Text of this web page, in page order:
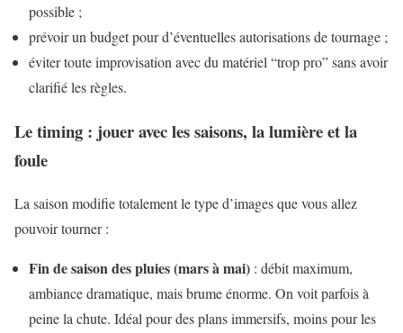
possible ;
prévoir un budget pour d’éventuelles autorisations de tournage ;
éviter toute improvisation avec du matériel “trop pro” sans avoir
clarifié les règles.
Le timing : jouer avec les saisons, la lumière et la
foule
La saison modifie totalement le type d’images que vous allez
pouvoir tourner :
Fin de saison des pluies (mars à mai) : débit maximum,
ambiance dramatique, mais brume énorme. On voit parfois à
peine la chute. Idéal pour des plans immersifs, moins pour les